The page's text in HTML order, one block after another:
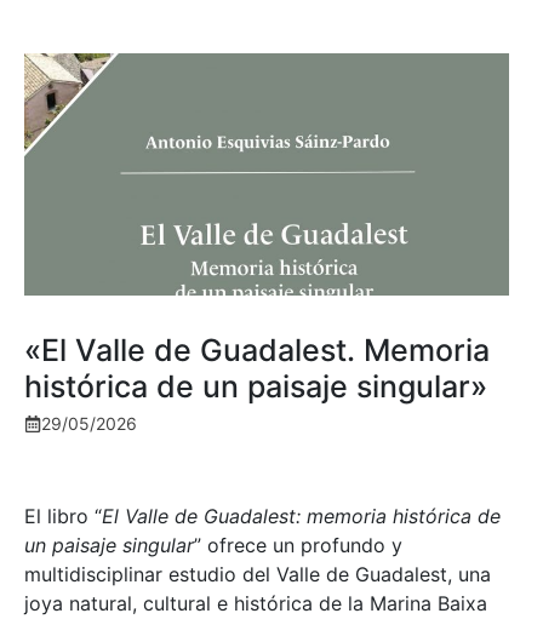
«El Valle de Guadalest. Memoria
histórica de un paisaje singular»
29/05/2026
El libro “El Valle de Guadalest: memoria histórica de
un paisaje singular” ofrece un profundo y
multidisciplinar estudio del Valle de Guadalest, una
joya natural, cultural e histórica de la Marina Baixa